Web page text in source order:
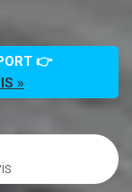
👉
»